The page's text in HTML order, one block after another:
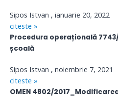
Sipos Istvan
ianuarie 20, 2022
citeste »
Procedura operațională
școală
Sipos Istvan
noiembrie 7, 2021
citeste »
OMEN 4802/